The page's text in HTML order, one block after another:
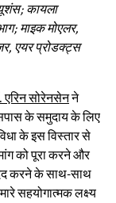
कायला
माइक मोएलर,
एयर प्रोडक्ट्स
एरिन सोरेनसेनने
के समुदाय के लिए
के इस विस्तार से
को पूरा करने और
करने के साथ-साथ
सहयोगात्मक लक्ष्य